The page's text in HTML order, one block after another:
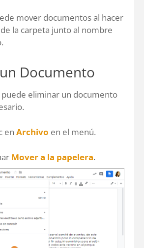
mover documentos al hacer
la carpeta junto al nombre
Documento
eliminar un documento
en Archivo en el menú.
Mover a la papelera.